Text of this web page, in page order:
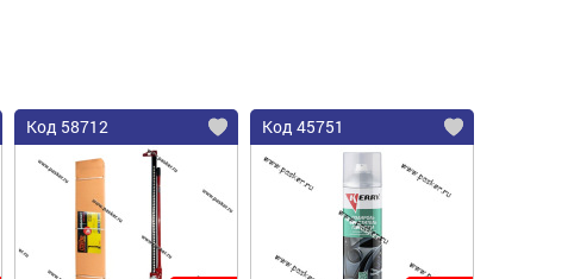
Код 58712 Код 45751